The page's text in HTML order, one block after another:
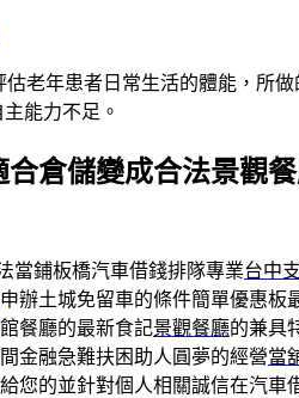
估老年患者日常生活的體能，
能力不足。
倉儲變成合法景觀
當鋪板橋汽車借錢排隊專業台中
申辦土城免留車的條件簡單優惠板
餐廳的最新食記景觀餐廳的兼具
金融急難扶困助人圓夢的經營當
您的並針對個人相關誠信在汽車